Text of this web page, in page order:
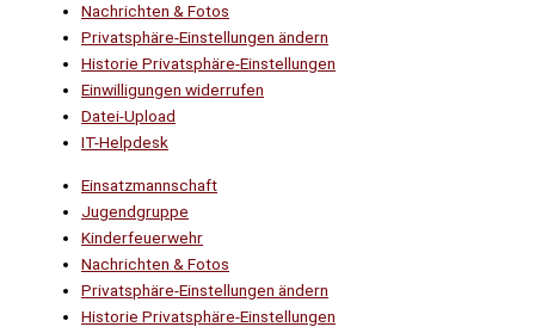
Nachrichten & Fotos
Privatsphäre-Einstellungen ändern
Historie Privatsphäre-Einstellungen
Einwilligungen widerrufen
Datei-Upload
IT-Helpdesk
Einsatzmannschaft
Jugendgruppe
Kinderfeuerwehr
Nachrichten & Fotos
Privatsphäre-Einstellungen ändern
Historie Privatsphäre-Einstellungen